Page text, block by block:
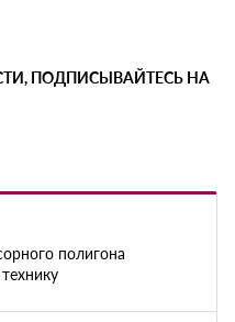
ПОДПИСЫВАЙТЕСЬ НА
полигона